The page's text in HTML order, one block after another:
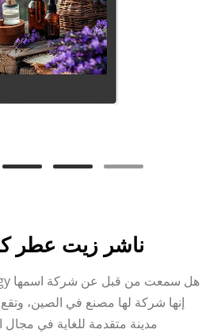
ناشر زيت عطر
إنها شركة لها مصنع في الصين،
مدينة متقدمة للغاية في مجال